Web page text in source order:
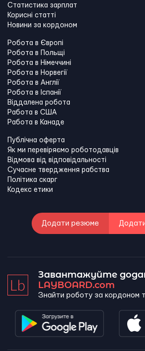
Статистика зарплат
Корисні статті
Новини за кордоном
Робота в Європі
Робота в Польщі
Робота в Німеччині
Робота в Норвегії
Робота в Англії
Робота в Іспанії
Віддалена робота
Работа в США
Работа в Канадe
Публічна оферта
Як ми перевіряємо роботодавців
Відмова від відповідальності
Сучасне твердження рабства
Політика скарг
Кодекс етики
Додати резюме
Завантажуйте
LAYBOARD.com
Знайти роботу за кордоном